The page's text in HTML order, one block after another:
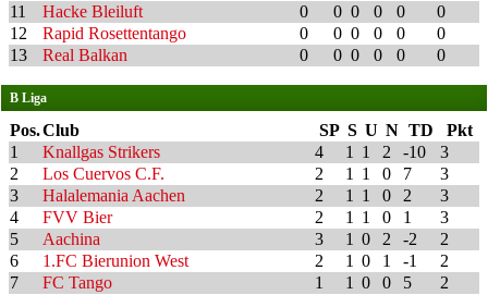
11
Hacke Bleiluft 0 0 0 0 0
0
12
Rapid Rosettentango 0 0 0 0 0
0
13
Real Balkan 0 0 0 0 0 0
B Liga
Pos.Club SP S U N TD
Pkt
1
Knallgas Strikers 4 1 1 2 -10
3
2
Los Cuervos C.F. 2 1 1 0 7
3
3
Halalemania Aachen 2 1 1 0 2
3
4
FVV Bier 2 1 1 0 1
3
5
Aachina 3 1 0 2 -2
2
6
1.FC Bierunion West 2 1 0 1 -1
2
7
FC Tango 1 1 0 0 5
2